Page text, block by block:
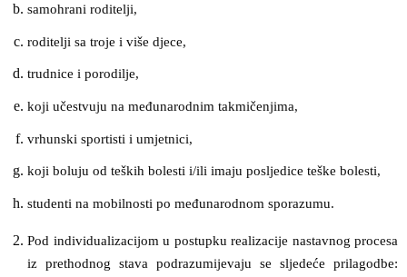
samohrani roditelji,
roditelji sa troje i više djece,
trudnice i porodilje,
koji učestvuju na međunarodnim takmičenjima,
vrhunski sportisti i umjetnici,
koji boluju od teških bolesti i/ili imaju posljedice teške bolesti,
studenti na mobilnosti po međunarodnom sporazumu.
Pod individualizacijom u postupku realizacije nastavnog procesa
iz prethodnog stava podrazumijevaju se sljedeće prilagodbe: